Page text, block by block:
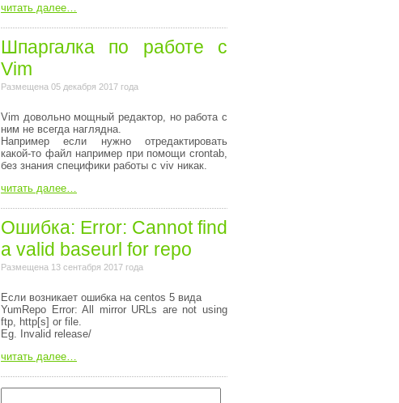
читать далее…
Шпаргалка по работе с
Vim
Размещена 05 декабря 2017 года
Vim довольно мощный редактор, но работа с
ним не всегда наглядна.
Например если нужно отредактировать
какой-то файл например при помощи crontab,
без знания специфики работы с viv никак.
читать далее…
Ошибка: Error: Cannot find
a valid baseurl for repo
Размещена 13 сентабря 2017 года
Если возникает ошибка на centos 5 вида
YumRepo Error: All mirror URLs are not using
ftp, http[s] or file.
Eg. Invalid release/
читать далее…